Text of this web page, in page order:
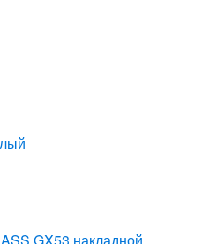
GX53 накладной,